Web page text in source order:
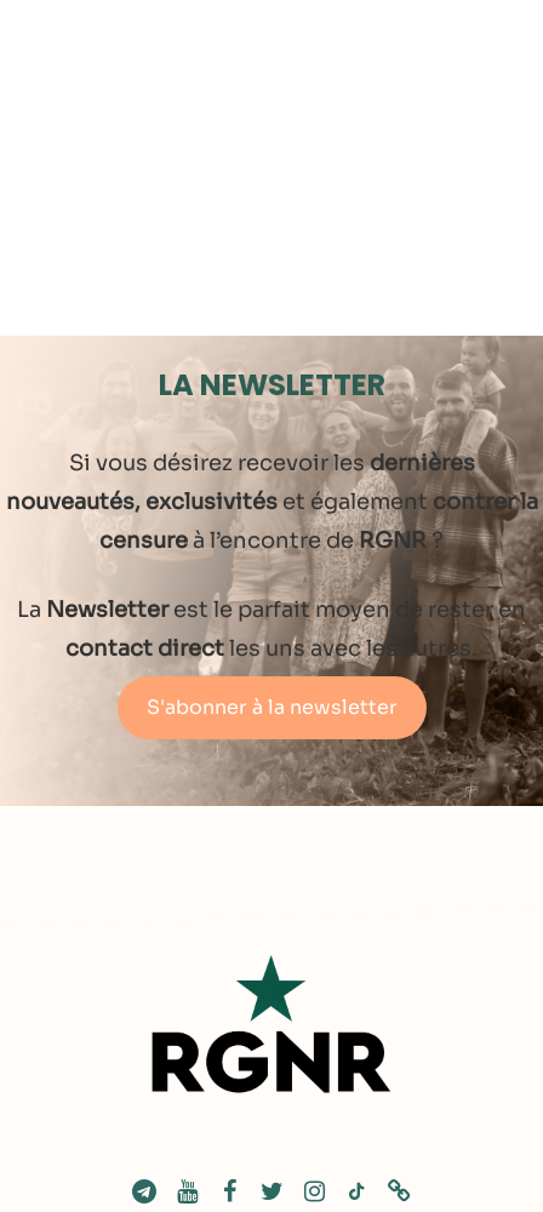
LA NEWSLETTER
Si vous désirez recevoir lesdernières
nouveautés, exclusivitéset également contrer la
censureà l’encontre deRGNR?
La Newsletterest le parfait moyen de rester en
contact directles uns avec les autres.
S'abonner à la newsletter